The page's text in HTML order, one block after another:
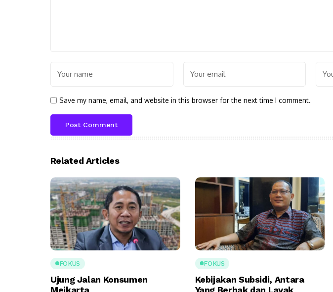
Save my name, email, and website in this browser for the next time I comment.
Related Articles
FOKUS
Ujung Jalan Konsumen
Meikarta
FOKUS
Kebijakan Subsidi, Antara
Yang Berhak dan Layak